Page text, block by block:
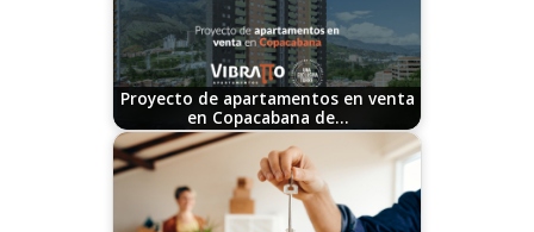
Proyecto de apartamentos en venta
en Copacabana de…
08/30/2023